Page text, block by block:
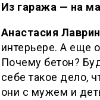
Из гаража — на
Анастасия
интерьере. А еще
Почему бетон?
себе такое дело,
они с мужем и